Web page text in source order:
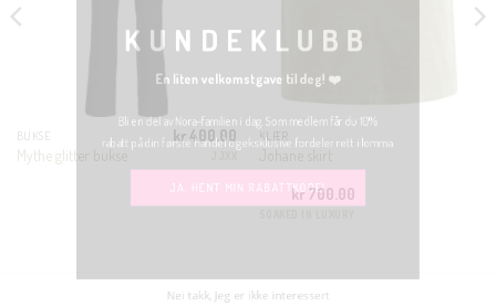
BUKSE
Mythe glitter bukse
kr 400.00 KLÆR
kr700.00
KUNDEKLUBB
En liten velkomstgave til deg! ❤️
Bli en del av Nora-familien i dag. Som medlem får du 10%
rabatt på din første handel og eksklusive fordeler rett i lomma.
JA, HENT MIN RABATTKODE!